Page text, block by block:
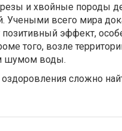
и хвойные породы
Учеными всего мира
эффект,
того, возле
шумом воды.
сложно